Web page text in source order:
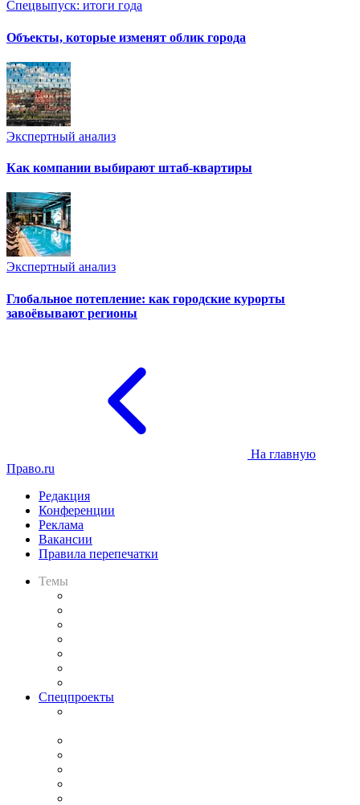
Спецвыпуск: итоги года
Объекты, которые изменят облик города
Экспертный анализ
Как компании выбирают штаб-квартиры
Экспертный анализ
Глобальное потепление: как городские курорты
завоёвывают регионы
На главную
Право.ru
Редакция
Конференции
Реклама
Вакансии
Правила перепечатки
Темы
Спецпроекты